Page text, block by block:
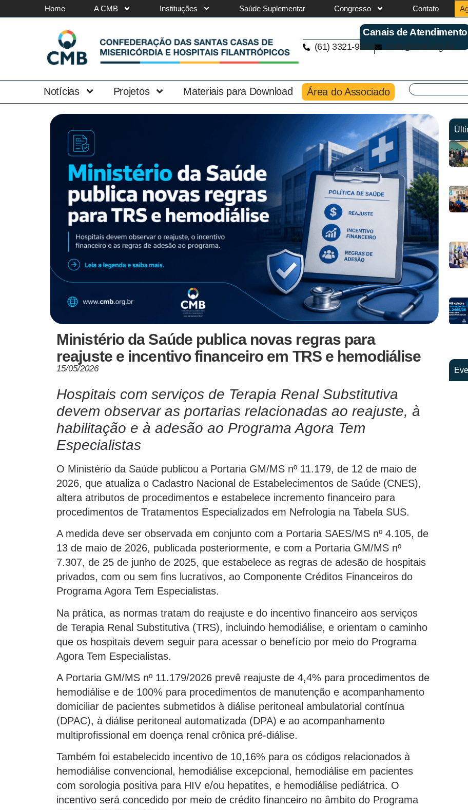
Home A CMB Instituições Saúde Suplementar Congresso Contato
Canais de Atendimento
(61) 3321-9563 cmb@cmb.org.br
Notícias Projetos Materiais para Download Área do Associado
Ministério da Saúde publica novas regras para
reajuste e incentivo financeiro em TRS e hemodiálise
15/05/2026
Hospitais com serviços de Terapia Renal Substitutiva
devem observar as portarias relacionadas ao reajuste, à
habilitação e à adesão ao Programa Agora Tem
Especialistas
O Ministério da Saúde publicou a Portaria GM/MS nº 11.179, de 12 de maio de
2026, que atualiza o Cadastro Nacional de Estabelecimentos de Saúde (CNES),
altera atributos de procedimentos e estabelece incremento financeiro para
procedimentos de Tratamentos Especializados em Nefrologia na Tabela SUS.
A medida deve ser observada em conjunto com a Portaria SAES/MS nº 4.105, de
13 de maio de 2026, publicada posteriormente, e com a Portaria GM/MS nº
7.307, de 25 de junho de 2025, que estabelece as regras de adesão de hospitais
privados, com ou sem fins lucrativos, ao Componente Créditos Financeiros do
Programa Agora Tem Especialistas.
Na prática, as normas tratam do reajuste e do incentivo financeiro aos serviços
de Terapia Renal Substitutiva (TRS), incluindo hemodiálise, e orientam o caminho
que os hospitais devem seguir para acessar o benefício por meio do Programa
Agora Tem Especialistas.
A Portaria GM/MS nº 11.179/2026 prevê reajuste de 4,4% para procedimentos de
hemodiálise e de 100% para procedimentos de manutenção e acompanhamento
domiciliar de pacientes submetidos à diálise peritoneal ambulatorial contínua
(DPAC), à diálise peritoneal automatizada (DPA) e ao acompanhamento
multiprofissional em doença renal crônica pré-diálise.
Também foi estabelecido incentivo de 10,16% para os códigos relacionados à
hemodiálise convencional, hemodiálise excepcional, hemodiálise em pacientes
com sorologia positiva para HIV e/ou hepatites, e hemodiálise pediátrica. O
incentivo será concedido por meio de crédito financeiro no âmbito do Programa